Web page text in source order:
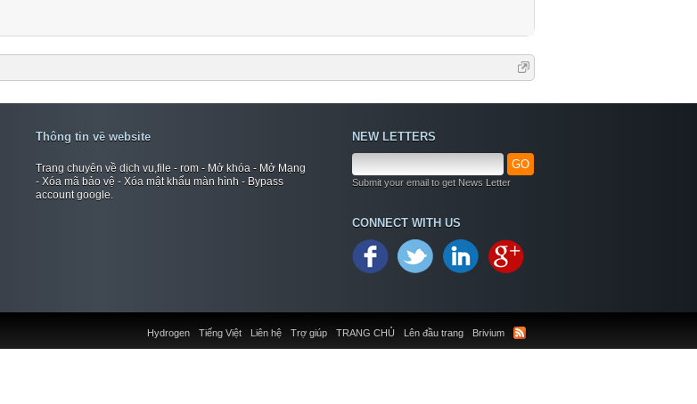
Thông tin về website
Trang chuyên về dịch vụ,file - rom - Mở khóa - Mở Mạng
- Xóa mã bảo vệ - Xóa mật khẩu màn hình - Bypass
account google.
NEW LETTERS
GO
Submit your email to get News Letter
CONNECT WITH US
Liên hệ Trợ giúp TRANG CHỦ Lên đầu trang Brivium
Hydrogen Tiếng Việt